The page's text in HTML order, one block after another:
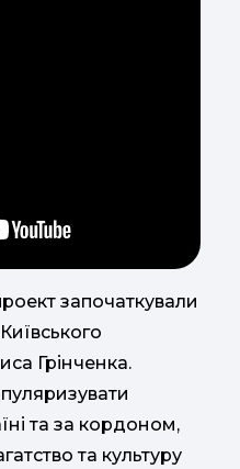
започаткували
Грінченка.
та за кордоном,
та культуру